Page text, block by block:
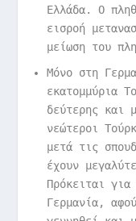
Ελλάδα. Ο
εισροή
μείωση του
Μόνο στη
εκατομμύρια
δεύτερης και
νεώτεροι
μετά τις
έχουν
Πρόκειται
Γερμανία,